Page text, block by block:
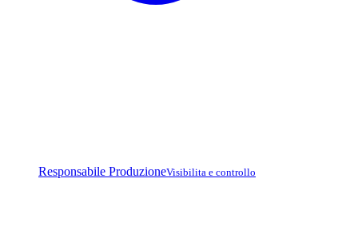
Responsabile ProduzioneVisibilita e controllo